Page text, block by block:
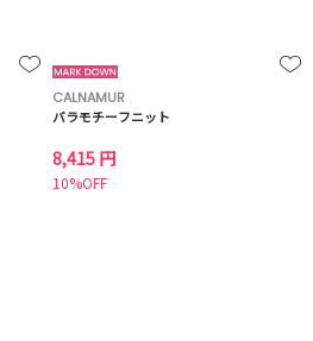
CALNAMUR
バラモチーフニット
8,415 円
10%OFF